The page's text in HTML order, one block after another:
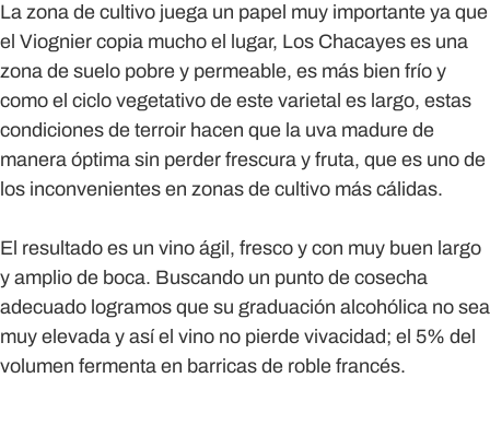
La zona de cultivo juega un papel muy importante ya que
el Viognier copia mucho el lugar, Los Chacayes es una
zona de suelo pobre y permeable, es más bien frío y
como el ciclo vegetativo de este varietal es largo, estas
condiciones de terroir hacen que la uva madure de
manera óptima sin perder frescura y fruta, que es uno de
los inconvenientes en zonas de cultivo más cálidas.
El resultado es un vino ágil, fresco y con muy buen largo
y amplio de boca. Buscando un punto de cosecha
adecuado logramos que su graduación alcohólica no sea
muy elevada y así el vino no pierde vivacidad; el 5% del
volumen fermenta en barricas de roble francés.